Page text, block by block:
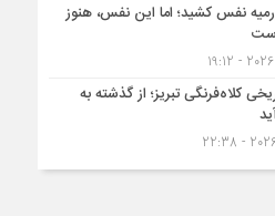
نفس کشید؛ اما این نفس، هنوز
کلاه‌فرنگی تبریز؛ از گذشته به